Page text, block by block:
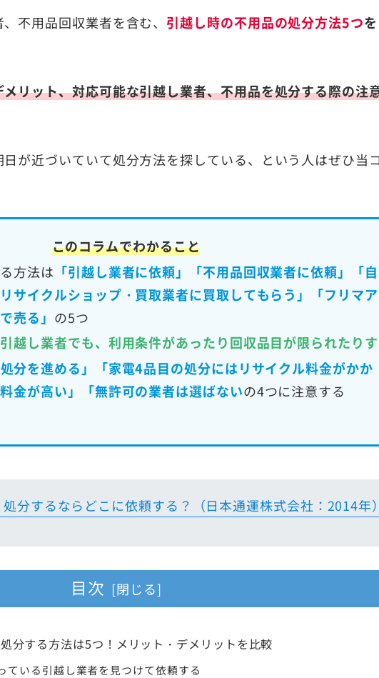
不用品回収業者を含む、 引越し時の不用品の処分方法5つ
リット、対応可能な引越し業者、不用品を処分する際の注
が近づいていて処分方法を探している、という人はぜひ当
このコラムでわかること
方法は 「引越し業者に依頼」「不用品回収業者に依頼」「
サイクルショップ・買取業者に買取してもらう」「フリマ
売る」 の5つ
越し業者でも、利用条件があったり回収品目が限られたり
処分を進める」「家電4品目の処分にはリサイクル料金がかか
金が高い」「無許可の業者は選ばないの4つに注意する
分するならどこに依頼する？（日本通運株式会社：2014年）
目次
分する方法は5つ！メリット・デメリットを比較
ている引越し業者を見つけて依頼する